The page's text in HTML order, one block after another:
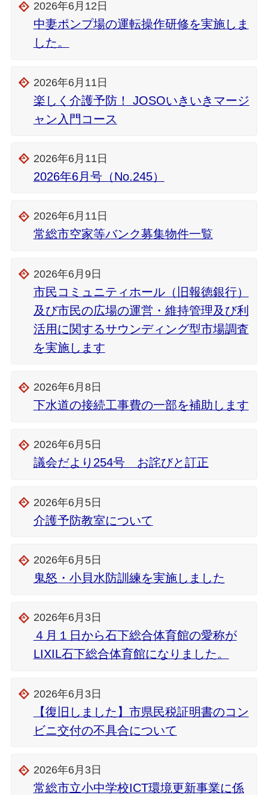
2026年6月12日
中妻ポンプ場の運転操作研修を実施しま
した。
2026年6月11日
楽しく介護予防！ JOSOいきいきマージ
ャン入門コース
2026年6月11日
2026年6月号（No.245）
2026年6月11日
常総市空家等バンク募集物件一覧
2026年6月9日
市民コミュニティホール（旧報徳銀行）
及び市民の広場の運営・維持管理及び利
活用に関するサウンディング型市場調査
を実施します
2026年6月8日
下水道の接続工事費の一部を補助します
2026年6月5日
議会だより254号 お詫びと訂正
2026年6月5日
介護予防教室について
2026年6月5日
鬼怒・小貝水防訓練を実施しました
2026年6月3日
４月１日から石下総合体育館の愛称が
LIXIL石下総合体育館になりました。
2026年6月3日
【復旧しました】市県民税証明書のコン
ビニ交付の不具合について
2026年6月3日
常総市立小中学校ICT環境更新事業に係